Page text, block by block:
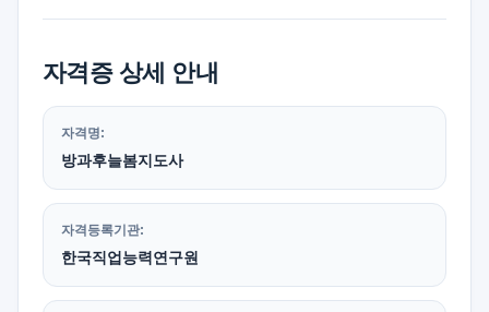
자격증 상세 안내
자격명:
방과후늘봄지도사
자격등록기관:
한국직업능력연구원